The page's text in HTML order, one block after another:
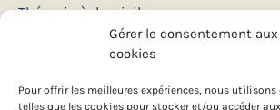
Gérer le consentement aux
cookies
Pour offrir les meilleures expériences, nous
telles que les cookies pour stocker et/ou accéder
Thérapie à domicile
Ateliers et conférences